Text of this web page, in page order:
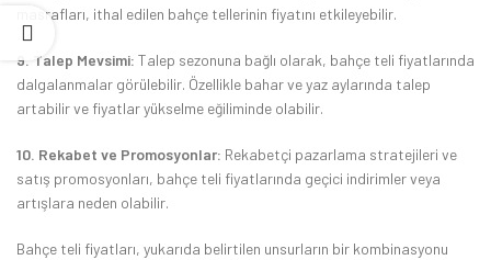
masrafları, ithal edilen bahçe tellerinin fiyatını etkileyebilir.
9. Talep Mevsimi: Talep sezonuna bağlı olarak, bahçe teli fiyatlarında
dalgalanmalar görülebilir. Özellikle bahar ve yaz aylarında talep
artabilir ve fiyatlar yükselme eğiliminde olabilir.
10. Rekabet ve Promosyonlar: Rekabetçi pazarlama stratejileri ve
satış promosyonları, bahçe teli fiyatlarında geçici indirimler veya
artışlara neden olabilir.
Bahçe teli fiyatları, yukarıda belirtilen unsurların bir kombinasyonu